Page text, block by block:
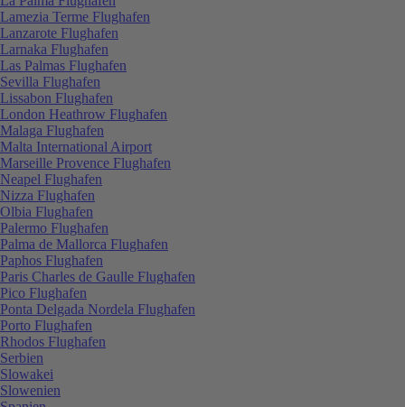
Lamezia Terme Flughafen
Lanzarote Flughafen
Larnaka Flughafen
Las Palmas Flughafen
Sevilla Flughafen
Lissabon Flughafen
London Heathrow Flughafen
Malaga Flughafen
Malta International Airport
Marseille Provence Flughafen
Neapel Flughafen
Nizza Flughafen
Olbia Flughafen
Palermo Flughafen
Palma de Mallorca Flughafen
Paphos Flughafen
Paris Charles de Gaulle Flughafen
Pico Flughafen
Ponta Delgada Nordela Flughafen
Porto Flughafen
Rhodos Flughafen
Serbien
Slowakei
Slowenien